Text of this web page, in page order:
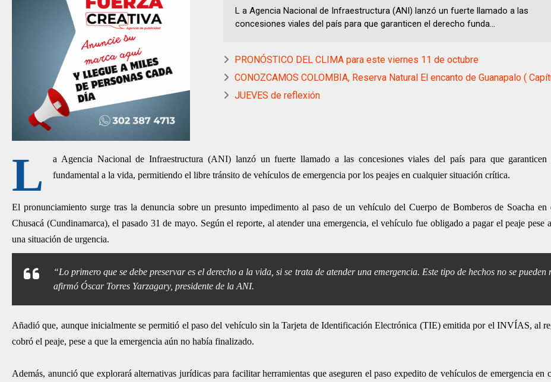
L a Agencia Nacional de Infraestructura (ANI) lanzó un fuerte llamado a las
concesiones viales del país para que garanticen el derecho funda...
PRONÓSTICO DEL CLIMA para este viernes 11 de octubre
CONOZCAMOS COLOMBIA, Reserva Natural El encanto de Guanapalo (
JUEVES de reflexión
L
a Agencia Nacional de Infraestructura (ANI) lanzó un fuerte llamado a las concesiones viales del país para que garanticen
fundamental a la vida, permitiendo el libre tránsito de vehículos de emergencia por los peajes en cualquier situación crítica.
El pronunciamiento surge tras la denuncia sobre un presunto impedimento al paso de un vehículo del Cuerpo de Bomberos de Soacha en
Chusacá (Cundinamarca), el pasado 31 de mayo. Según el reporte, al atender una emergencia, el vehículo fue obligado a pagar el peaje pese
una situación de urgencia.
“Lo primero que se debe preservar es el derecho a la vida, si se trata de atender una emergencia. Este tipo de hechos no se pueden
afirmó Óscar Torres Yarzagary, presidente de la ANI.
Añadió que, aunque inicialmente se permitió el paso del vehículo sin la Tarjeta de Identificación Electrónica (TIE) emitida por el INVÍAS, al
cobró el peaje, pese a que la emergencia aún no había finalizado.
Además, anunció que explorará alternativas jurídicas para facilitar herramientas que aseguren el paso expedito de vehículos de emergencia en